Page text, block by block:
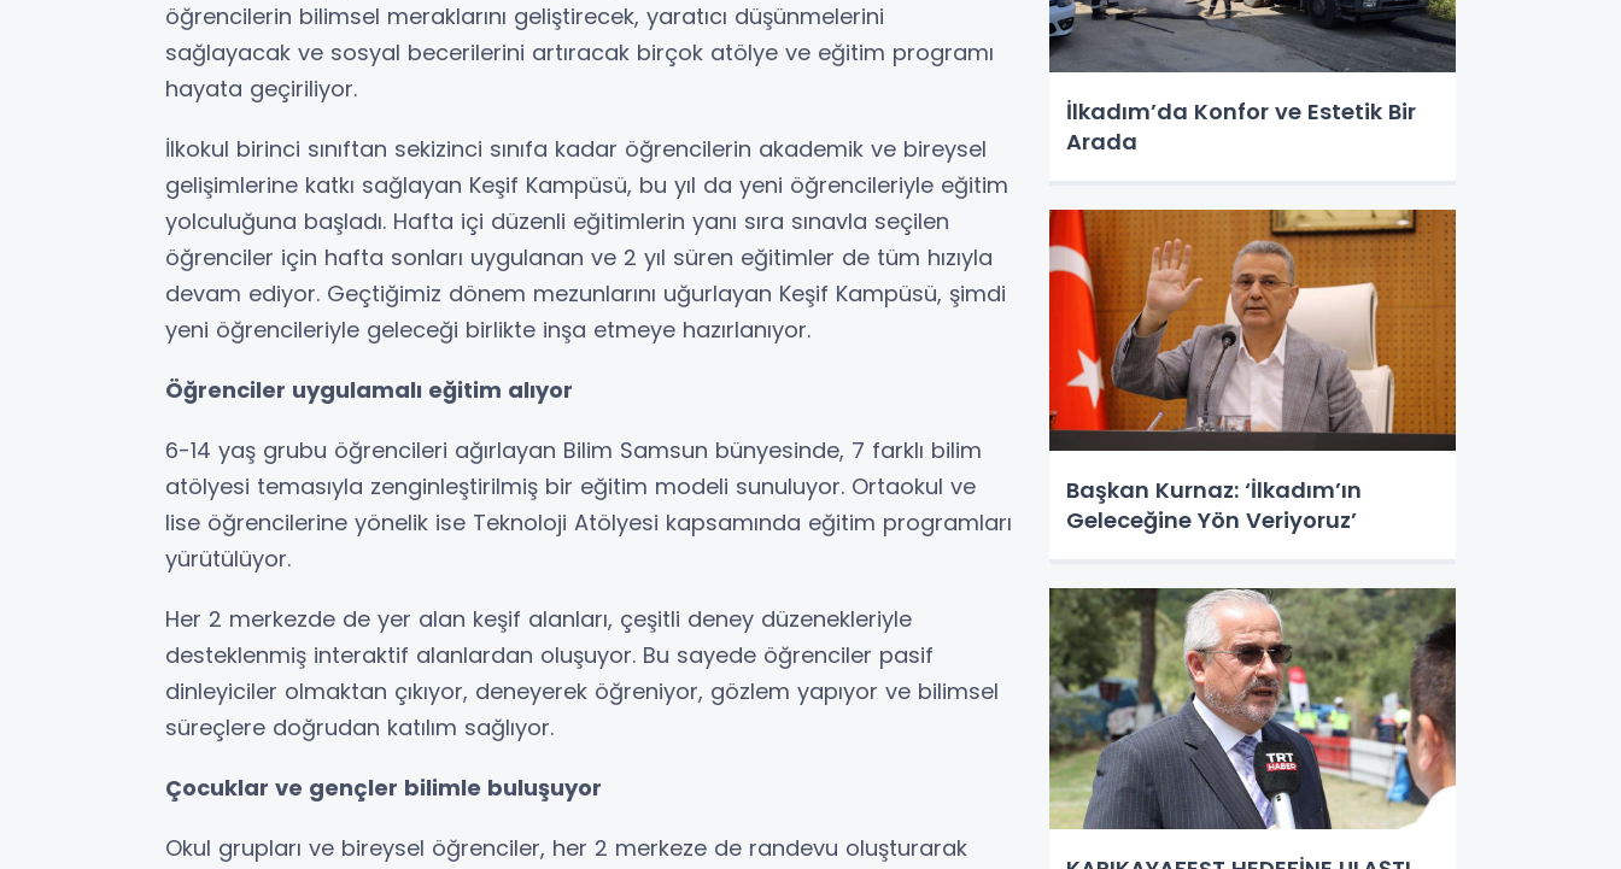
öğrencilerin bilimsel meraklarını geliştirecek, yaratıcı düşünmelerini
sağlayacak ve sosyal becerilerini artıracak birçok atölye ve eğitim programı
hayata geçiriliyor.
İlkokul birinci sınıftan sekizinci sınıfa kadar öğrencilerin akademik ve bireysel
gelişimlerine katkı sağlayan Keşif Kampüsü, bu yıl da yeni öğrencileriyle eğitim
yolculuğuna başladı. Hafta içi düzenli eğitimlerin yanı sıra sınavla seçilen
öğrenciler için hafta sonları uygulanan ve 2 yıl süren eğitimler de tüm hızıyla
devam ediyor. Geçtiğimiz dönem mezunlarını uğurlayan Keşif Kampüsü, şimdi
yeni öğrencileriyle geleceği birlikte inşa etmeye hazırlanıyor.
Öğrenciler uygulamalı eğitim alıyor
6-14 yaş grubu öğrencileri ağırlayan Bilim Samsun bünyesinde, 7 farklı bilim
atölyesi temasıyla zenginleştirilmiş bir eğitim modeli sunuluyor. Ortaokul ve
lise öğrencilerine yönelik ise Teknoloji Atölyesi kapsamında eğitim programları
yürütülüyor.
Her 2 merkezde de yer alan keşif alanları, çeşitli deney düzenekleriyle
desteklenmiş interaktif alanlardan oluşuyor. Bu sayede öğrenciler pasif
dinleyiciler olmaktan çıkıyor, deneyerek öğreniyor, gözlem yapıyor ve bilimsel
süreçlere doğrudan katılım sağlıyor.
Çocuklar ve gençler bilimle buluşuyor
Okul grupları ve bireysel öğrenciler, her 2 merkeze de randevu oluşturarak
İlkadım’da Konfor ve Estetik Bir
Arada
Başkan Kurnaz: ‘İlkadım’ın
Geleceğine Yön Veriyoruz’